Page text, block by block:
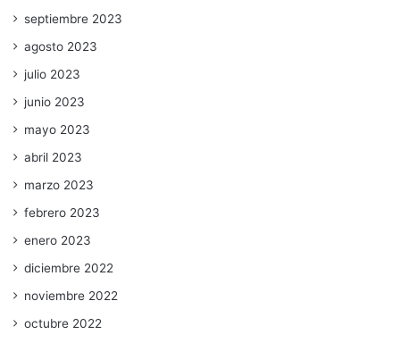
septiembre 2023
agosto 2023
julio 2023
junio 2023
mayo 2023
abril 2023
marzo 2023
febrero 2023
enero 2023
diciembre 2022
noviembre 2022
octubre 2022